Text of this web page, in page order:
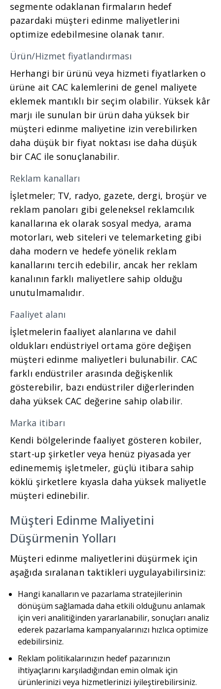
segmente odaklanan firmaların hedef
pazardaki müşteri edinme maliyetlerini
optimize edebilmesine olanak tanır.
Ürün/Hizmet fiyatlandırması
Herhangi bir ürünü veya hizmeti fiyatlarken o
ürüne ait CAC kalemlerini de genel maliyete
eklemek mantıklı bir seçim olabilir. Yüksek kâr
marjı ile sunulan bir ürün daha yüksek bir
müşteri edinme maliyetine izin verebilirken
daha düşük bir fiyat noktası ise daha düşük
bir CAC ile sonuçlanabilir.
Reklam kanalları
İşletmeler; TV, radyo, gazete, dergi, broşür ve
reklam panoları gibi geleneksel reklamcılık
kanallarına ek olarak sosyal medya, arama
motorları, web siteleri ve telemarketing gibi
daha modern ve hedefe yönelik reklam
kanallarını tercih edebilir, ancak her reklam
kanalının farklı maliyetlere sahip olduğu
unutulmamalıdır.
Faaliyet alanı
İşletmelerin faaliyet alanlarına ve dahil
oldukları endüstriyel ortama göre değişen
müşteri edinme maliyetleri bulunabilir. CAC
farklı endüstriler arasında değişkenlik
gösterebilir, bazı endüstriler diğerlerinden
daha yüksek CAC değerine sahip olabilir.
Marka itibarı
Kendi bölgelerinde faaliyet gösteren kobiler,
start-up şirketler veya henüz piyasada yer
edinememiş işletmeler, güçlü itibara sahip
köklü şirketlere kıyasla daha yüksek maliyetle
müşteri edinebilir.
Müşteri Edinme Maliyetini
Düşürmenin Yolları
Müşteri edinme maliyetlerini düşürmek için
aşağıda sıralanan taktikleri uygulayabilirsiniz:
Hangi kanalların ve pazarlama stratejilerinin
dönüşüm sağlamada daha etkili olduğunu anlamak
için veri analitiğinden yararlanabilir, sonuçları analiz
ederek pazarlama kampanyalarınızı hızlıca optimize
edebilirsiniz.
Reklam politikalarınızın hedef pazarınızın
ihtiyaçlarını karşıladığından emin olmak için
ürünlerinizi veya hizmetlerinizi iyileştirebilirsiniz.